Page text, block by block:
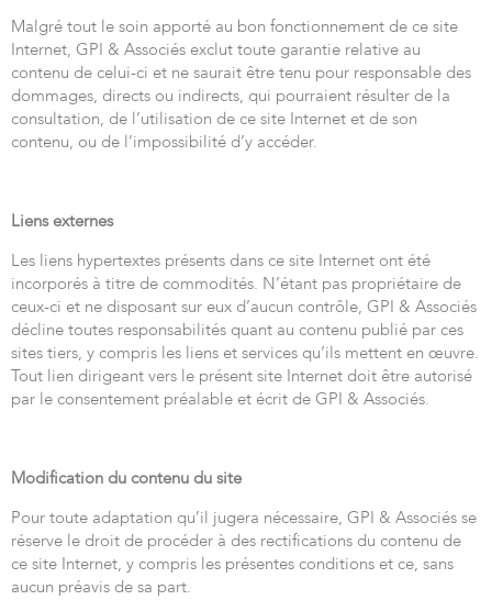
Malgré tout le soin apporté au bon fonctionnement de ce site
Internet, GPI & Associés exclut toute garantie relative au
contenu de celui-ci et ne saurait être tenu pour responsable des
dommages, directs ou indirects, qui pourraient résulter de la
consultation, de l’utilisation de ce site Internet et de son
contenu, ou de l’impossibilité d’y accéder.
Liens externes
Les liens hypertextes présents dans ce site Internet ont été
incorporés à titre de commodités. N’étant pas propriétaire de
ceux-ci et ne disposant sur eux d’aucun contrôle, GPI & Associés
décline toutes responsabilités quant au contenu publié par ces
sites tiers, y compris les liens et services qu’ils mettent en œuvre.
Tout lien dirigeant vers le présent site Internet doit être autorisé
par le consentement préalable et écrit de GPI & Associés.
Modification du contenu du site
Pour toute adaptation qu’il jugera nécessaire, GPI & Associés se
réserve le droit de procéder à des rectifications du contenu de
ce site Internet, y compris les présentes conditions et ce, sans
aucun préavis de sa part.